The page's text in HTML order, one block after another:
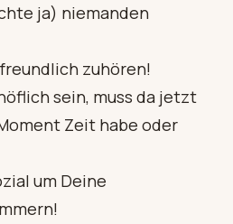
ja) niemanden
zuhören!
sein, muss da jetzt
Zeit habe oder
um Deine